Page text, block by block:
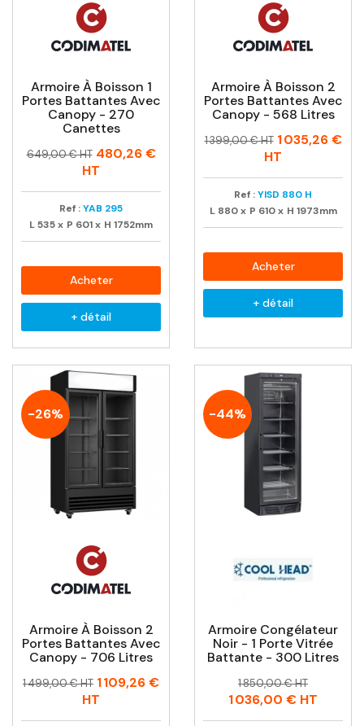
Armoire À Boisson 1
Portes Battantes Avec
Canopy - 270
Canettes
Prix
Prix
649,00 € HT 480,26 €
HT
Ref :YAB 295
L535x P 601x H 1752mm
Acheter
+ détail
Armoire À Boisson 2
Portes Battantes Avec
Canopy - 568 Litres
Prix
Prix
1 399,00 € HT 1 035,26 €
HT
Ref :YISD 880 H
L 880 x P 610 x H 1973mm
Acheter
+ détail
-26%
Armoire À Boisson 2
Portes Battantes Avec
Canopy - 706 Litres
Prix
Prix
1 499,00 € HT 1 109,26 €
HT
-44%
Armoire Congélateur
Noir - 1 Porte Vitrée
Battante - 300 Litres
Prix
Prix
habituel
1 850,00 € HT
1 036,00 € HT